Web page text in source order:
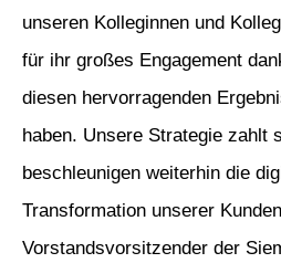
unseren Kolleginnen und
für ihr großes Engagement
diesen hervorragenden
haben. Unsere Strategie zahlt
beschleunigen weiterhin die
Transformation unserer
Vorstandsvorsitzender der